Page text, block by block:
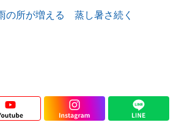
の所が増える 蒸し暑さ続く